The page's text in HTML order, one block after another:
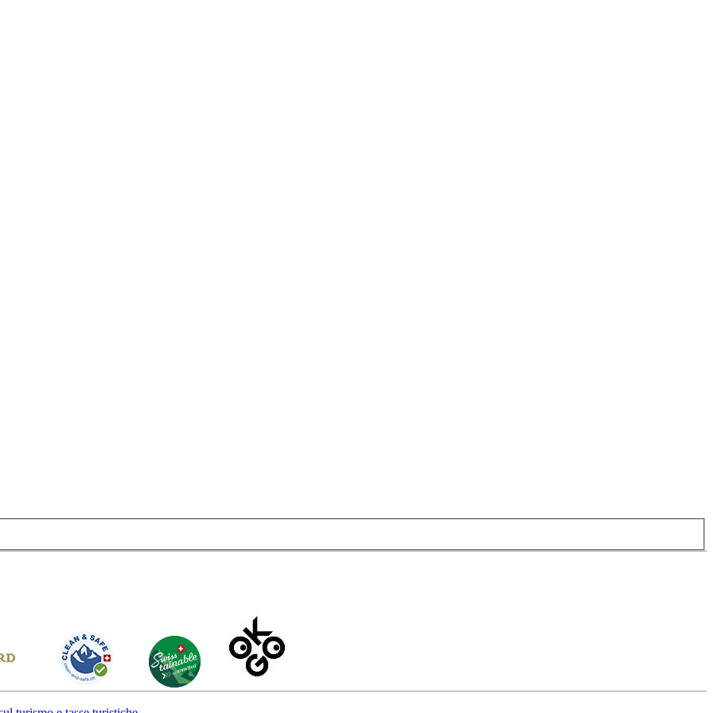
Lebensraum.
spielen, jedoch meist unbekannt bleiben, da sie für das menschliche Auge unsichtbar sind: diese stillen Akteure sind
werden. Mit einer Gesamtlänge von etwa 4 km besteht er aus einem Rundweg, dessen zentraler Informationspunkt beim Centro
Markierungen angebracht, die Beobachtungszonen anzeigen, in denen Mikroorganismen (oder ihre Auswirkungen auf die Umwelt)
Faltblatts.